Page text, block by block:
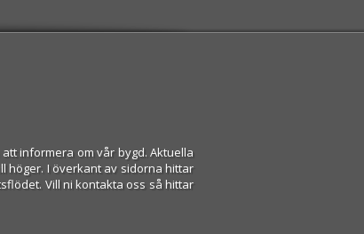
informera om vår bygd. Aktuella
höger. I överkant av sidorna hittar
Vill ni kontakta oss så hittar